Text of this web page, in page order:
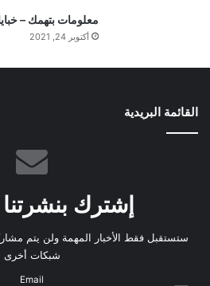
معلومات بتهمك –
أكتوبر 24, 2021
القائمة البريدية
إشترك بنشرتنا
ستستقبل فقط الأخبار المهمة ولن يتم
شبكات أخرى
Email